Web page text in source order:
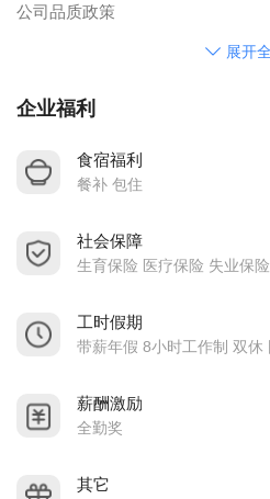
公司品质政策
全员参与 管理创新 优质服务 精益
展开
企业福利
食宿福利
餐补 包住
社会保障
生育保险 医疗保险 失业保
工时假期
带薪年假 8小时工作制 双休
薪酬激励
全勤奖
其它